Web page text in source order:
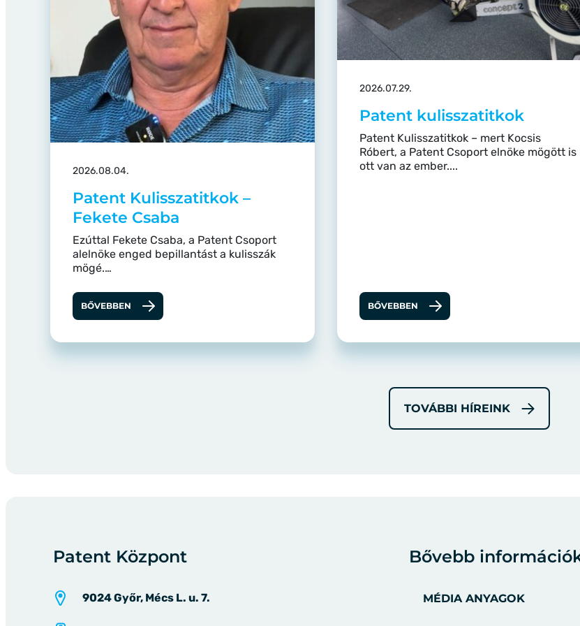
2026.08.04.
Patent Kulisszatitkok –
Fekete Csaba
Ezúttal Fekete Csaba, a Patent Csoport
alelnöke enged bepillantást a kulisszák
mögé.…
BŐVEBBEN
2026.07.29.
Patent kulisszatitkok
Patent Kulisszatitkok – mert Kocsis
Róbert, a Patent Csoport elnöke mögött is
ott van az ember....
BŐVEBBEN
TOVÁBBI HÍREINK
Patent Központ
9024 Győr, Mécs L. u. 7.
Bővebb
MÉDIA ANYAGOK